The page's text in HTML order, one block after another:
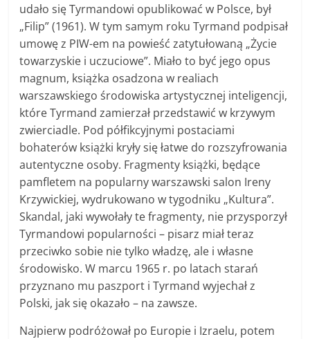
udało się Tyrmandowi opublikować w Polsce, był
„Filip” (1961). W tym samym roku Tyrmand podpisał
umowę z PIW-em na powieść zatytułowaną „Życie
towarzyskie i uczuciowe”. Miało to być jego opus
magnum, książka osadzona w realiach
warszawskiego środowiska artystycznej inteligencji,
które Tyrmand zamierzał przedstawić w krzywym
zwierciadle. Pod półfikcyjnymi postaciami
bohaterów książki kryły się łatwe do rozszyfrowania
autentyczne osoby. Fragmenty książki, będące
pamfletem na popularny warszawski salon Ireny
Krzywickiej, wydrukowano w tygodniku „Kultura”.
Skandal, jaki wywołały te fragmenty, nie przysporzył
Tyrmandowi popularności – pisarz miał teraz
przeciwko sobie nie tylko władzę, ale i własne
środowisko. W marcu 1965 r. po latach starań
przyznano mu paszport i Tyrmand wyjechał z
Polski, jak się okazało – na zawsze.
Najpierw podróżował po Europie i Izraelu, potem